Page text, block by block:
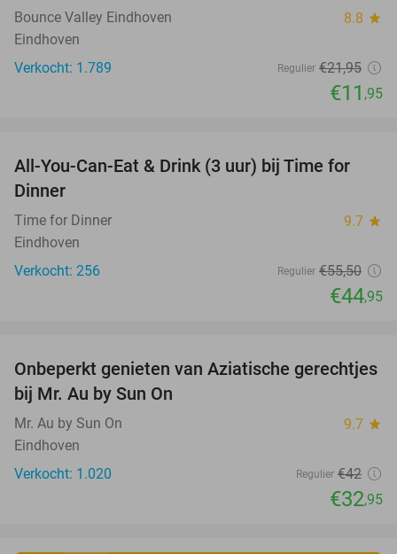
Bounce Valley Eindhoven 8.8 star
Eindhoven
Verkocht: 1.789
Regulier €21,95
€11 ,95
19%
All-You-Can-Eat & Drink (3 uur) bij Time for
Dinner
Time for Dinner 9.7 star
Eindhoven
Verkocht: 256
Regulier €55,50
€44,95
22%
Onbeperkt genieten van Aziatische gerechtjes
bij Mr. Au by Sun On
Mr. Au by Sun On 9.7 star
Eindhoven
Verkocht: 1.020
Regulier €42
€32,95